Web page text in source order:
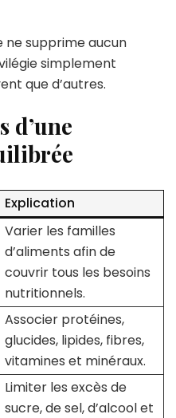
ne supprime aucun
simplement
que d’autres.
d’une
Explication
Varier les familles
d’aliments afin de
couvrir tous les besoins
nutritionnels.
Associer protéines,
glucides, lipides, fibres,
vitamines et minéraux.
Limiter les excès de
sucre, de sel, d’alcool et